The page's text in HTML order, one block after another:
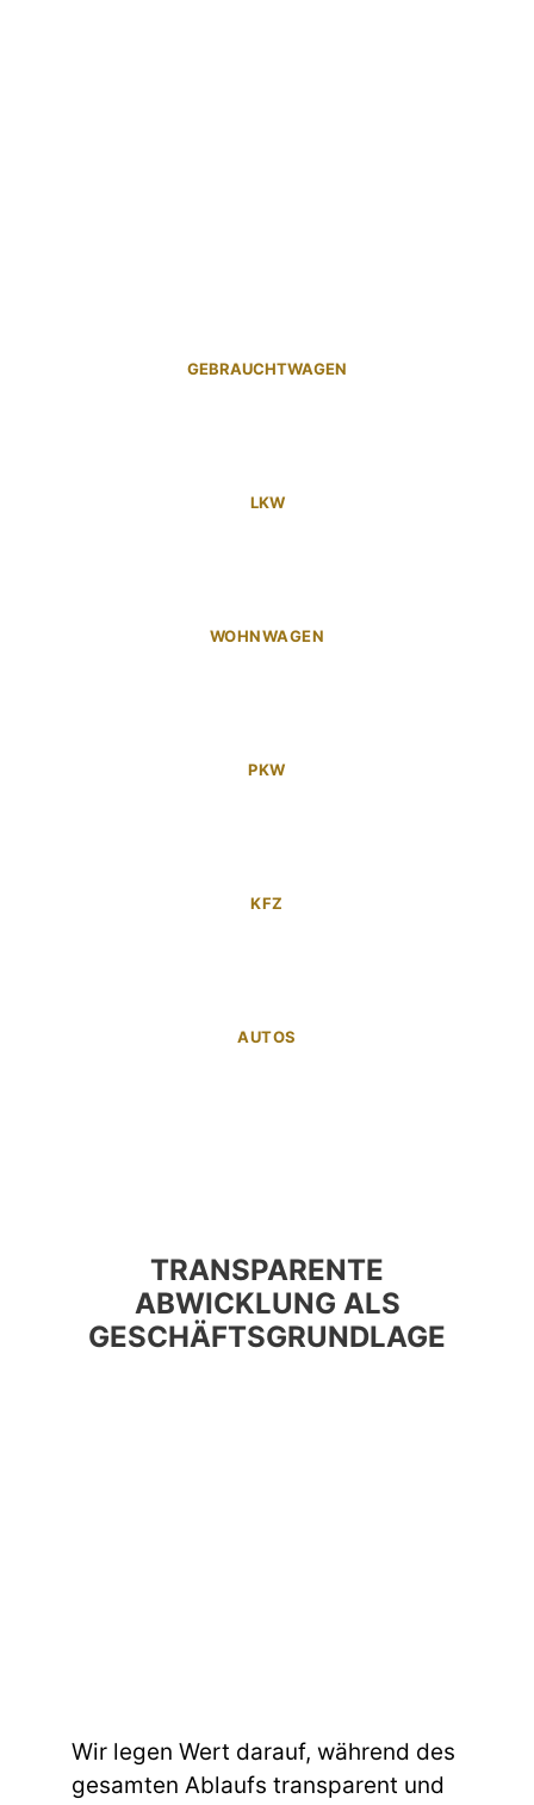
GEBRAUCHTWAGEN
LKW
WOHNWAGEN
PKW
KFZ
AUTOS
TRANSPARENTE
ABWICKLUNG ALS
GESCHÄFTSGRUNDLAGE
Wir legen Wert darauf, während des
gesamten Ablaufs transparent und